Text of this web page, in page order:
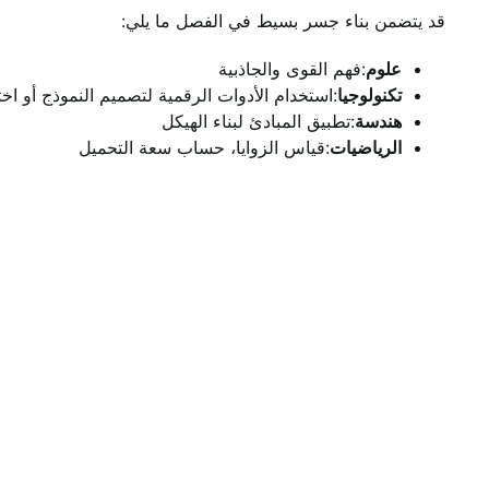
قد يتضمن بناء جسر بسيط في الفصل ما يلي:
علوم:فهم القوى والجاذبية
تكنولوجيا:استخدام الأدوات الرقمية لتصميم النموذج أو
هندسة:تطبيق المبادئ لبناء الهيكل
الرياضيات:قياس الزوايا، حساب سعة التحميل